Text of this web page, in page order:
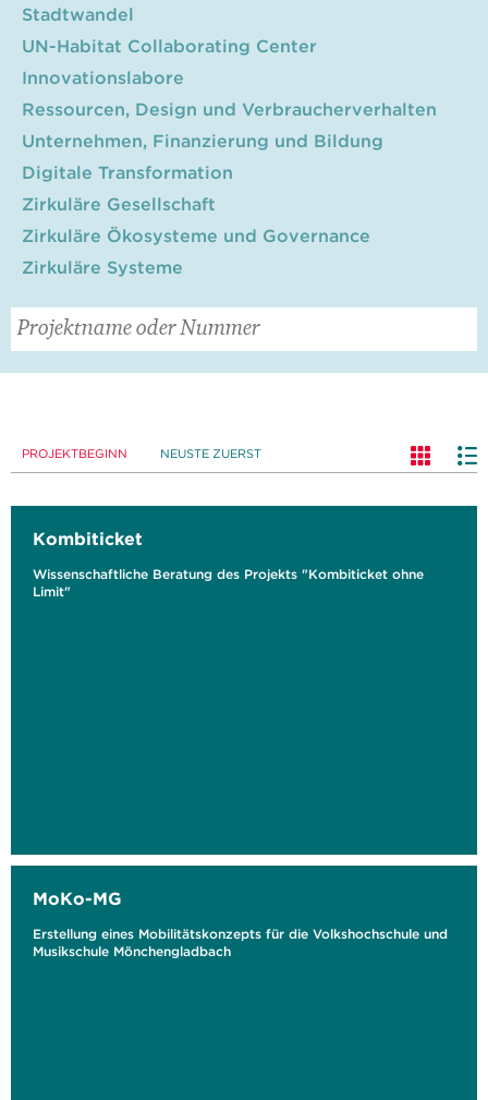
Stadtwandel
UN-Habitat Collaborating Center
Innovationslabore
Ressourcen, Design und Verbraucherverhalten
Unternehmen, Finanzierung und Bildung
Digitale Transformation
Zirkuläre Gesellschaft
Zirkuläre Ökosysteme und Governance
Zirkuläre Systeme
PROJEKTBEGINN NEUSTE ZUERST
Kombiticket
Wissenschaftliche Beratung des Projekts "Kombiticket ohne
Limit"
MoKo-MG
Erstellung eines Mobilitätskonzepts für die Volkshochschule und
Musikschule Mönchengladbach